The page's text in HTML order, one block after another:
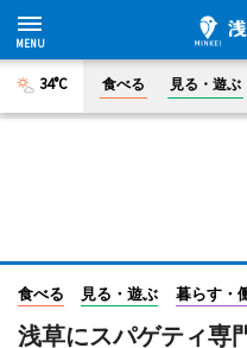
34°C 食べる 見る・遊ぶ
食べる 見る・遊ぶ 暮らす・
浅草にスパゲティ